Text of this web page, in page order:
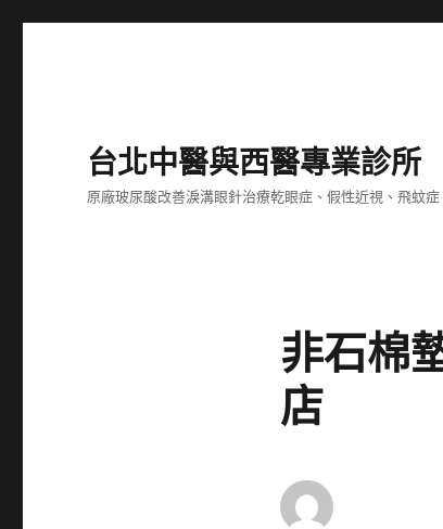
台北中醫與西醫專業診所
原廠玻尿酸改善淚溝眼針治療乾眼症、假性近視、飛蚊
非石棉
店